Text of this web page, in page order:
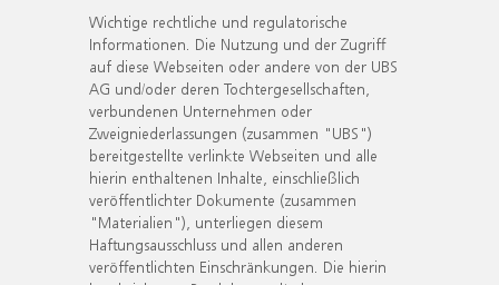
Wichtige rechtliche und regulatorische
Informationen. Die Nutzung und der Zugriff
auf diese Webseiten oder andere von der UBS
AG und/oder deren Tochtergesellschaften,
verbundenen Unternehmen oder
Zweigniederlassungen (zusammen "UBS")
bereitgestellte verlinkte Webseiten und alle
hierin enthaltenen Inhalte, einschließlich
veröffentlichter Dokumente (zusammen
"Materialien"), unterliegen diesem
Haftungsausschluss und allen anderen
veröffentlichten Einschränkungen. Die hierin